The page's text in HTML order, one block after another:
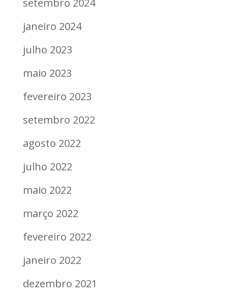
setembro 2024
janeiro 2024
julho 2023
maio 2023
fevereiro 2023
setembro 2022
agosto 2022
julho 2022
maio 2022
março 2022
fevereiro 2022
janeiro 2022
dezembro 2021